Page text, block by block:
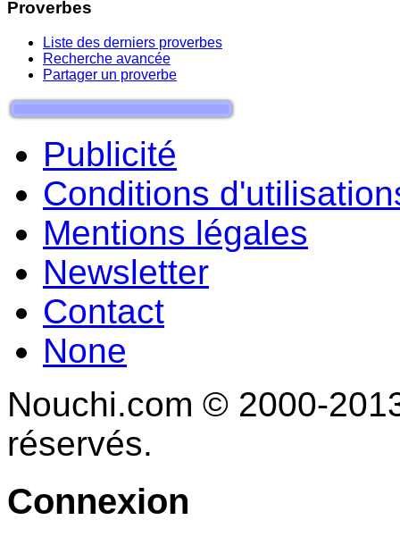
Proverbes
Liste des derniers proverbes
Recherche avancée
Partager un proverbe
Publicité
Conditions
Mentions légales
Newsletter
Contact
None
Nouchi.com © 2000-
réservés.
Connexion